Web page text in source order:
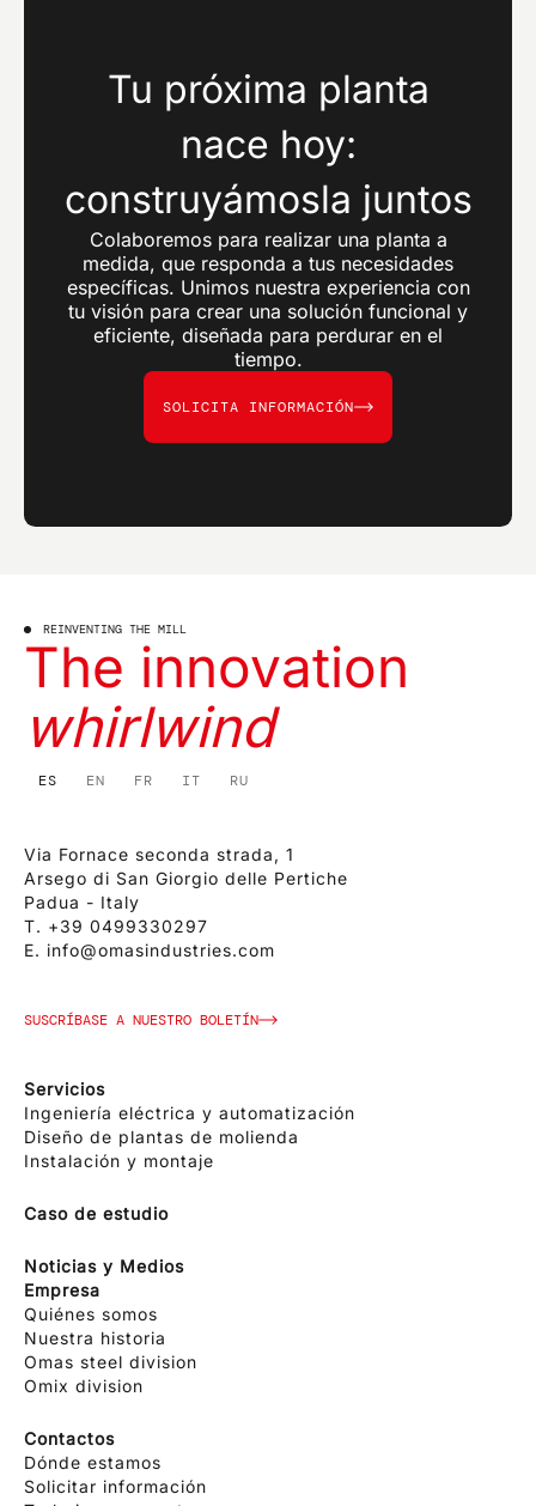
Tu próxima planta
nace hoy:
construyámosla juntos
Colaboremos para realizar una planta a
medida, que responda a tus necesidades
específicas. Unimos nuestra experiencia con
tu visión para crear una solución funcional y
eficiente, diseñada para perdurar en el
tiempo.
SOLICITA INFORMACIÓN
REINVENTING THE MILL
The innovation
whirlwind
ES EN FR IT RU
Via Fornace seconda strada, 1
Arsego di San Giorgio delle Pertiche
Padua - Italy
T. +39 0499330297
E. info@omasindustries.com
SUSCRÍBASE A NUESTRO BOLETÍN
Servicios
Ingeniería eléctrica y automatización
Diseño de plantas de molienda
Instalación y montaje
Caso de estudio
Noticias y Medios
Empresa
Quiénes somos
Nuestra historia
Omas steel division
Omix division
Contactos
Dónde estamos
Solicitar información